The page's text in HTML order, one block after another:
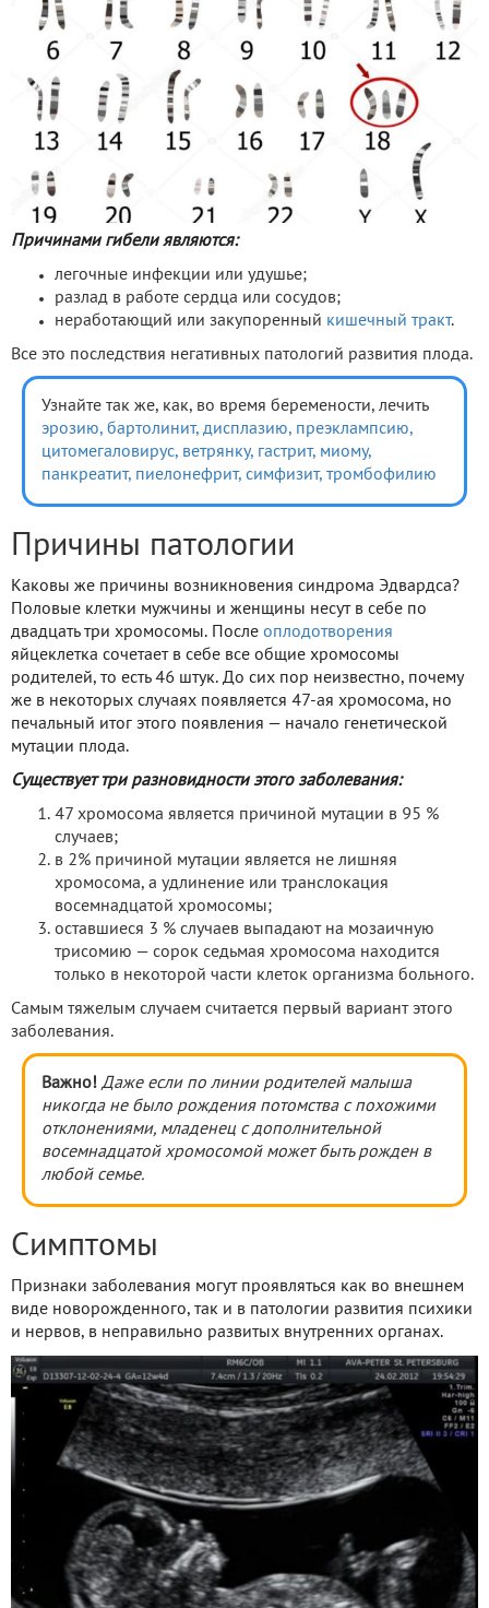
Причинами гибели являются:
легочные инфекции или удушье;
разлад в работе сердца или сосудов;
неработающий или закупоренный кишечный тракт.
Все это последствия негативных патологий развития плода.
Узнайте так же, как, во время беремености, лечить
эрозию, бартолинит, дисплазию, преэклампсию,
цитомегаловирус, ветрянку, гастрит, миому,
панкреатит, пиелонефрит, симфизит, тромбофилию
Причины патологии
Каковы же причины возникновения синдрома Эдвардса?
Половые клетки мужчины и женщины несут в себе по
двадцать три хромосомы. После оплодотворения
яйцеклетка сочетает в себе все общие хромосомы
родителей, то есть 46 штук. До сих пор неизвестно, почему
же в некоторых случаях появляется 47-ая хромосома, но
печальный итог этого появления — начало генетической
мутации плода.
Существует три разновидности этого заболевания:
47 хромосома является причиной мутации в 95 %
случаев;
в 2% причиной мутации является не лишняя
хромосома, а удлинение или транслокация
восемнадцатой хромосомы;
оставшиеся 3 % случаев выпадают на мозаичную
трисомию — сорок седьмая хромосома находится
только в некоторой части клеток организма больного.
Самым тяжелым случаем считается первый вариант этого
заболевания.
Важно! Даже если по линии родителей малыша
никогда не было рождения потомства с похожими
отклонениями, младенец с дополнительной
восемнадцатой хромосомой может быть рожден в
любой семье.
Симптомы
Признаки заболевания могут проявляться как во внешнем
виде новорожденного, так и в патологии развития психики
и нервов, в неправильно развитых внутренних органах.